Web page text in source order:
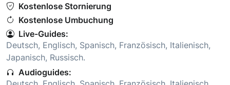
Kostenlose Stornierung
Kostenlose Umbuchung
Live-Guides:
Deutsch, Englisch, Spanisch, Französisch, Italienisch,
Japanisch, Russisch.
Audioguides: